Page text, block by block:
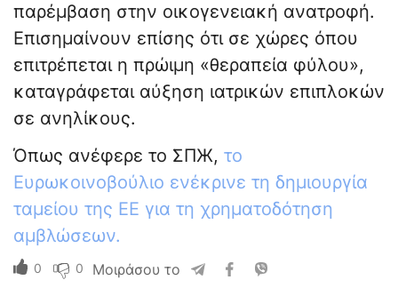
παρέμβαση στην οικογενειακή ανατροφή.
Επισημαίνουν επίσης ότι σε χώρες όπου
επιτρέπεται η πρώιμη «θεραπεία φύλου»,
καταγράφεται αύξηση ιατρικών επιπλοκών
σε ανηλίκους.
Όπως ανέφερε το ΣΠЖ, το
Ευρωκοινοβούλιο ενέκρινε τη δημιουργία
ταμείου της ΕΕ για τη χρηματοδότηση
αμβλώσεων.
0 0 Μοιράσου το